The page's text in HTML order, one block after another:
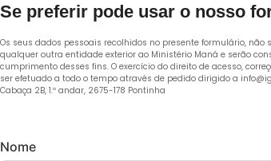
Se preferir pode usar o nosso
Os seus dados pessoais recolhidos no presente formulário,
qualquer outra entidade exterior ao Ministério Maná e serão
cumprimento desses fins. O exercício do direito de acesso,
ser efetuado a todo o tempo através de pedido dirigido a
Cabaça 2B, 1.º andar, 2675-178 Pontinha
Nome